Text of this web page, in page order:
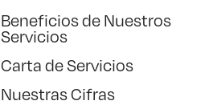
Beneficios de Nuestros
Servicios
Carta de Servicios
Nuestras Cifras